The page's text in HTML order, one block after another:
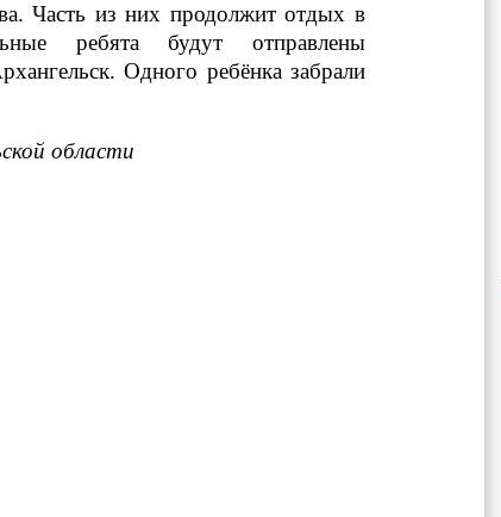
Часть из них продолжит отдых в
ребята будут отправлены
Одного ребёнка забрали
области